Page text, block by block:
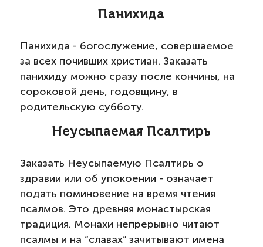
Панихида
Панихида - богослужение, совершаемое
за всех почивших христиан. Заказать
панихиду можно сразу после кончины, на
сороковой день, годовщину, в
родительскую субботу.
Неусыпаемая Псалтирь
Заказать Неусыпаемую Псалтирь о
здравии или об упокоении - означает
подать поминовение на время чтения
псалмов. Это древняя монастырская
традиция. Монахи непрерывно читают
псалмы и на “славах” зачитывают имена